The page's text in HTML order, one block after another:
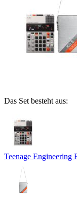
Das Set besteht aus:
Teenage Engineering